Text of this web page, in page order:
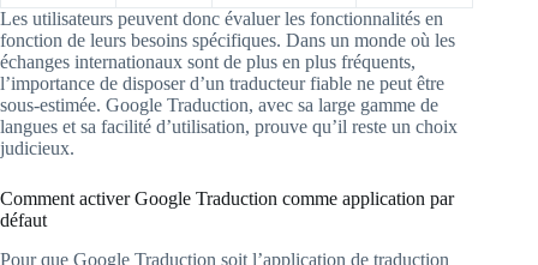
Les utilisateurs peuvent donc évaluer les fonctionnalités en
fonction de leurs besoins spécifiques. Dans un monde où les
échanges internationaux sont de plus en plus fréquents,
l’importance de disposer d’un traducteur fiable ne peut être
sous-estimée. Google Traduction, avec sa large gamme de
langues et sa facilité d’utilisation, prouve qu’il reste un choix
judicieux.
Comment activer Google Traduction comme application par
défaut
Pour que Google Traduction soit l’application de traduction